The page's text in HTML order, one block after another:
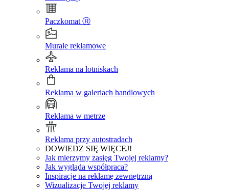
Paczkomat Ⓡ
Murale reklamowe
Reklama na lotniskach
Reklama w galeriach handlowych
Reklama w metrze
Reklama przy autostradach
DOWIEDZ SIĘ WIĘCEJ!
Jak mierzymy zasięg Twojej reklamy?
Jak wygląda współpraca?
Inspiracje na reklamę zewnętrzną
Wizualizacje Twojej reklamy